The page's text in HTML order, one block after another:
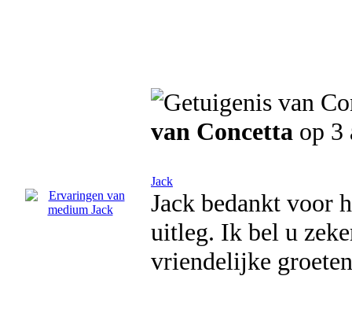
van Concetta op 3
Jack
Jack bedankt voor
uitleg. Ik bel u
vriendelijke